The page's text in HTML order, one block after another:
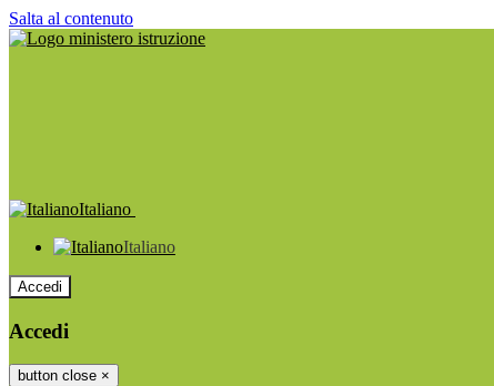
Salta al contenuto
Italiano
Italiano
Accedi
Accedi
button close ×